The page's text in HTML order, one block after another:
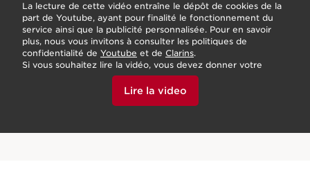
La lecture de cette vidéo entraîne le dépôt de cookies de la
part de Youtube, ayant pour finalité le fonctionnement du
service ainsi que la publicité personnalisée. Pour en savoir
plus, nous vous invitons à consulter les politiques de
confidentialité de Youtube et de Clarins.
Si vous souhaitez lire la vidéo, vous devez donner votre
accord en cliquant ci-dessous.
Lire la video